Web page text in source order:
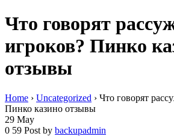
Что говорят
игроков? Пинко
отзывы
Home › Uncategorized › Что говорят
Пинко казино отзывы
29 May
0 59 Post by backupadmin